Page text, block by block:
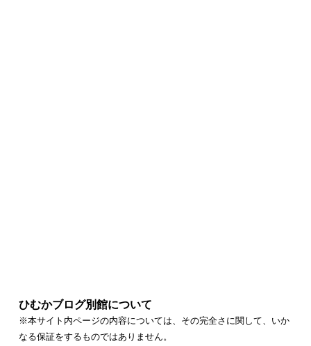
ひむかブログ別館について
※本サイト内ページの内容については、その完全さに関して、いか
なる保証をするものではありません。